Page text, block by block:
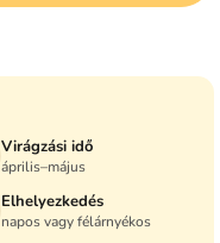
Virágzási idő
április–május
Elhelyezkedés
napos vagy félárnyékos